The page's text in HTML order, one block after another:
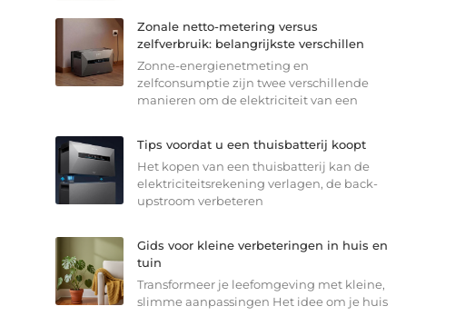
Zonale netto-metering versus
zelfverbruik: belangrijkste verschillen
Zonne-energienetmeting en
zelfconsumptie zijn twee verschillende
manieren om de elektriciteit van een
Tips voordat u een thuisbatterij koopt
Het kopen van een thuisbatterij kan de
elektriciteitsrekening verlagen, de back-
upstroom verbeteren
Gids voor kleine verbeteringen in huis en
tuin
Transformeer je leefomgeving met kleine,
slimme aanpassingen Het idee om je huis